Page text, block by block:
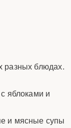
разных блюдах.
яблоками и
и мясные супы